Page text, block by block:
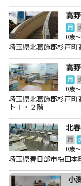
高
月
0歳
埼玉県北葛飾郡杉戸
高
月
0歳
埼玉県北葛飾郡杉戸
トⅠ・２階
北
月
0歳
埼玉県春日部市梅田
小